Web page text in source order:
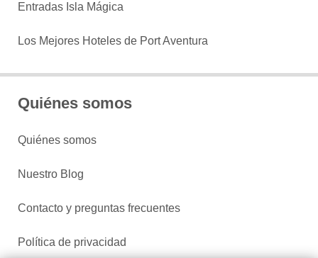
Entradas Isla Mágica
Los Mejores Hoteles de Port Aventura
Quiénes somos
Quiénes somos
Nuestro Blog
Contacto y preguntas frecuentes
Política de privacidad